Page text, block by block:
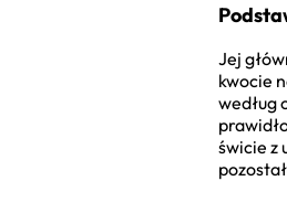
Jej
kwocie
według
świcie z